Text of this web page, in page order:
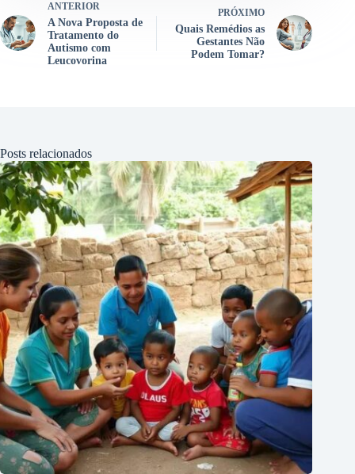
ANTERIOR
A Nova Proposta de
Tratamento do
Autismo com
Leucovorina
PRÓXIMO
Quais Remédios as
Gestantes Não
Podem Tomar?
Posts relacionados